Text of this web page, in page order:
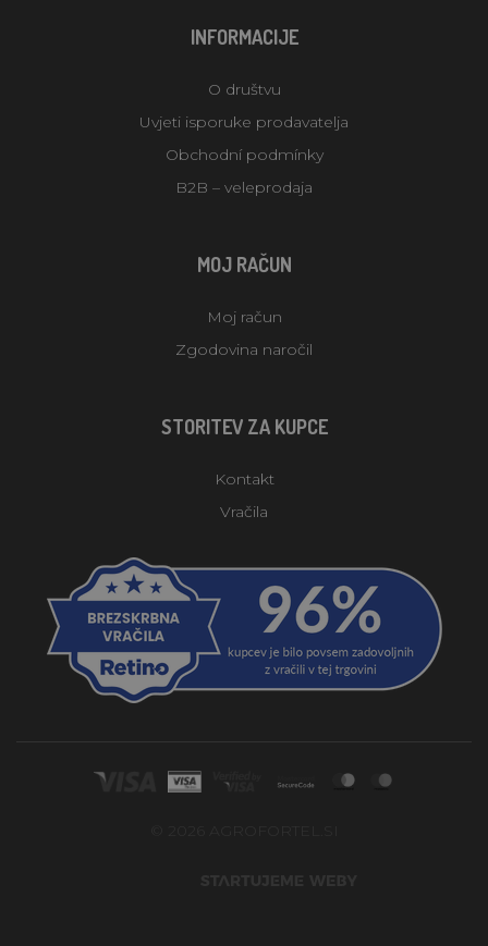
INFORMACIJE
O društvu
Uvjeti isporuke prodavatelja
Obchodní podmínky
B2B – veleprodaja
MOJ RAČUN
Moj račun
Zgodovina naročil
STORITEV ZA KUPCE
Kontakt
Vračila